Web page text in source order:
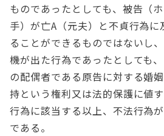
ものであったとしても、被告（
手）が亡A（元夫）と不貞行為
ることができるものではないし
機が出た行為であったとしても
の配偶者である原告に対する婚
持という権利又は法的保護に値
行為に該当する以上、不法行為
である。